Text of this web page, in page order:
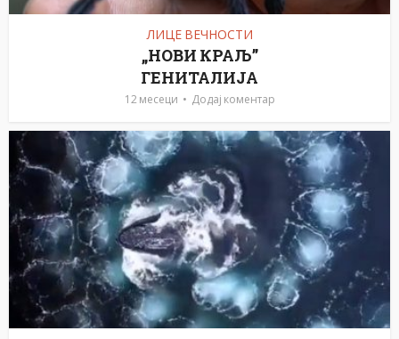
ЛИЦЕ ВЕЧНОСТИ
„НОВИ КРАЉ”
ГЕНИТАЛИЈА
12 месеци Додај коментар